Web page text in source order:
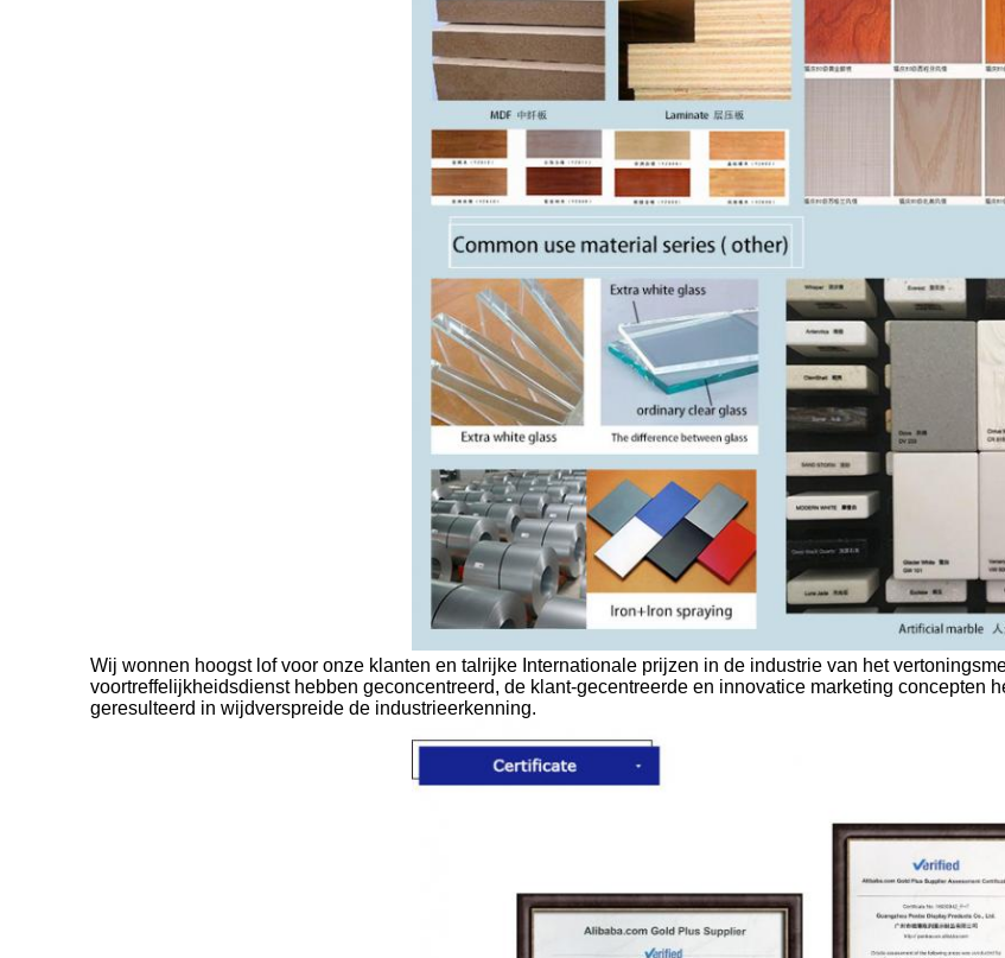
Wij wonnen hoogst lof voor onze klanten en talrijke Internationale prijzen in de industrie van het
voortreffelijkheidsdienst hebben geconcentreerd, de klant-gecentreerde en innovatice marketing concepten
geresulteerd in wijdverspreide de industrieerkenning.